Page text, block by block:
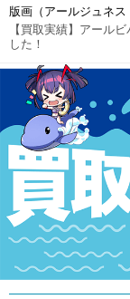
版画（アールジュネ
【買取実績】アール
した！